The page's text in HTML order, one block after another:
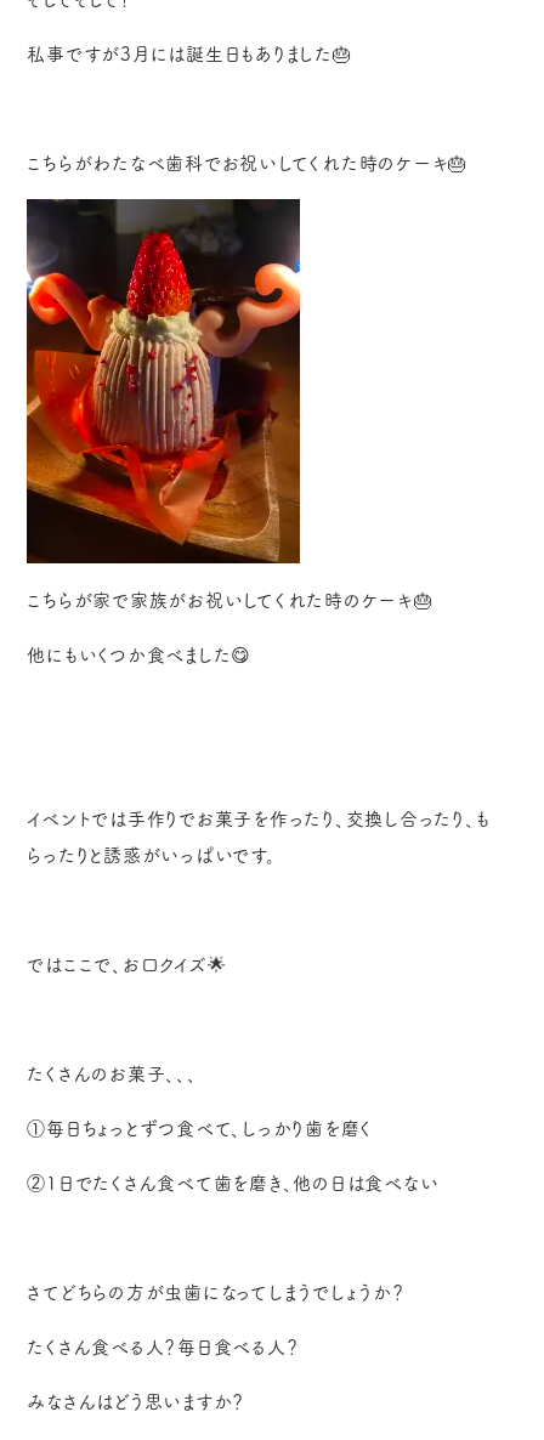
私事ですが3月には誕生日もありました🎂
こちらがわたなべ歯科でお祝いしてくれた時のケーキ🎂
こちらが家で家族がお祝いしてくれた時のケーキ🎂
他にもいくつか食べました😋
イベントでは手作りでお菓子を作ったり、交換し合ったり、も
らったりと誘惑がいっぱいです。
ではここで、お口クイズ🌟
たくさんのお菓子、、、
①毎日ちょっとずつ食べて、しっかり歯を磨く
②1日でたくさん食べて歯を磨き、他の日は食べない
さてどちらの方が虫歯になってしまうでしょうか？
たくさん食べる人？毎日食べる人？
みなさんはどう思いますか？